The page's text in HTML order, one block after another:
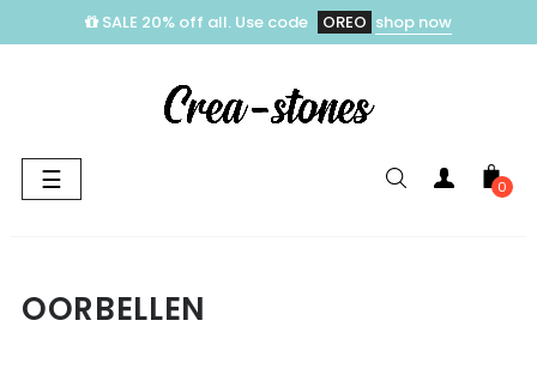
SALE 20% off all. Use code OREO shop now
Toggle
navigation
☰ 0
OORBELLEN